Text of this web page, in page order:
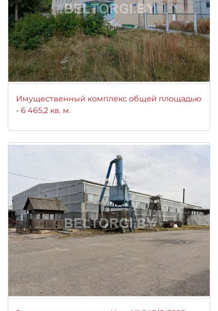
Имущественный комплекс общей площадью
- 6 465,2 кв. м.